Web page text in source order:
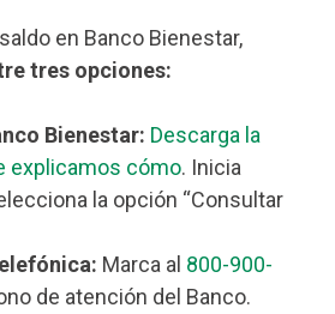
en Banco Bienestar,
tres opciones:
Bienestar: Descarga la
explicamos cómo. Inicia
la opción “Consultar
Marca al 800-900-
de atención del Banco.